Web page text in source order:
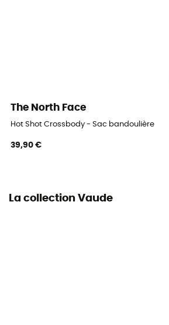
Frontal
Oui
The North Face
Hot Shot Crossbody - Sac bandoulière
39,90 €
La collection Vaude